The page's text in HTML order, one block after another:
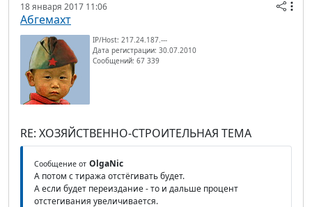
18 января 2017 11:06
Абгемахт
IP/Host: 217.24.187.---
Дата регистрации: 30.07.2010
Сообщений: 67 339
RE: ХОЗЯЙСТВЕННО-СТРОИТЕЛЬНАЯ ТЕМА
Сообщение от OlgaNic
А потом с тиража отстёгивать будет.
А если будет переиздание - то и дальше процент
отстегивания увеличивается.